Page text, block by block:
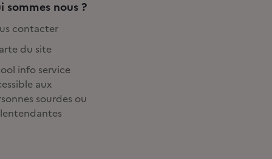
sommes nous ?
contacter
du site
info service
aux
sourdes ou